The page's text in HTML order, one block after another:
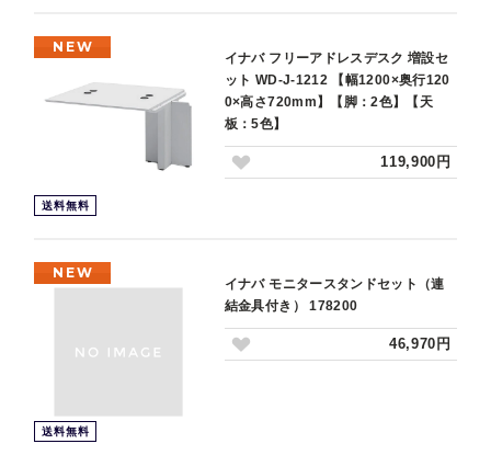
NEW
送料無料
イナバ フリーアドレスデスク 増設セ
ット WD-J-1212 【幅1200×奥行120
0×高さ720mm】【脚：2色】【天
板：5色】
119,900円
NEW
送料無料
イナバ モニタースタンドセット（連
結金具付き） 178200
46,970円